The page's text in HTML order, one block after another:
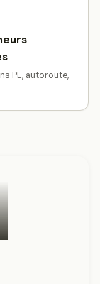
PL, autoroute,